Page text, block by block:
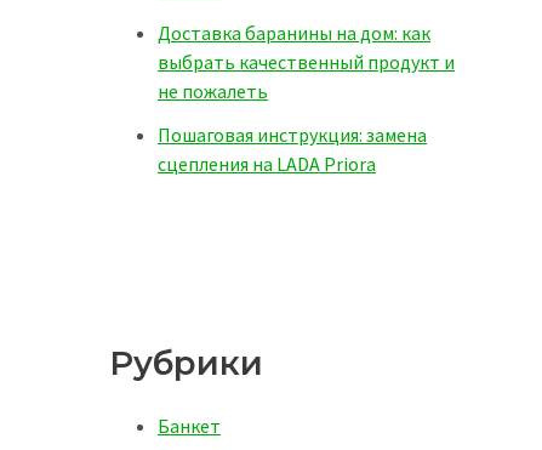
Доставка баранины на дом: как
выбрать качественный продукт и
не пожалеть
Пошаговая инструкция: замена
сцепления на LADA Priora
Рубрики
Банкет